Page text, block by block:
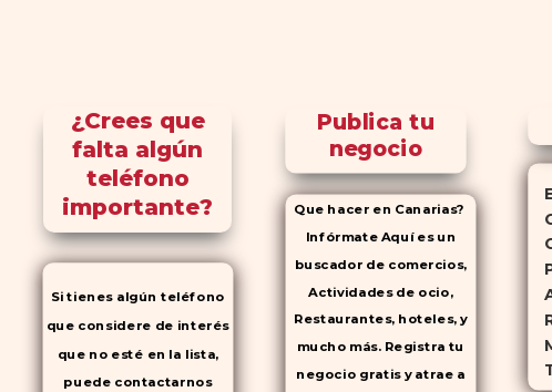
¿Crees que
falta algún
teléfono
importante?
Si tienes algún teléfono
que considere de interés
que no esté en la lista,
puede contactarnos
Publica tu
negocio
Que hacer en Canarias?
Infórmate Aquí es un
buscador de comercios,
Actividades de ocio,
Restaurantes, hoteles, y
mucho más. Registra tu
negocio gratis y atrae a